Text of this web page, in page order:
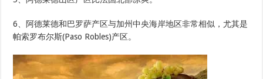
6、阿德莱德和巴罗萨产区与加州中央海岸地区非常相似，尤其是
帕索罗布尔斯(Paso Robles)产区。